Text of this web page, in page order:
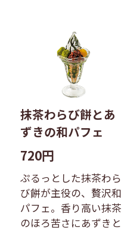
抹茶わらび餅とあ
ずきの和パフェ
720円
ぷるっとした抹茶わら
び餅が主役の、贅沢和
パフェ。香り高い抹茶
のほろ苦さにあずきと